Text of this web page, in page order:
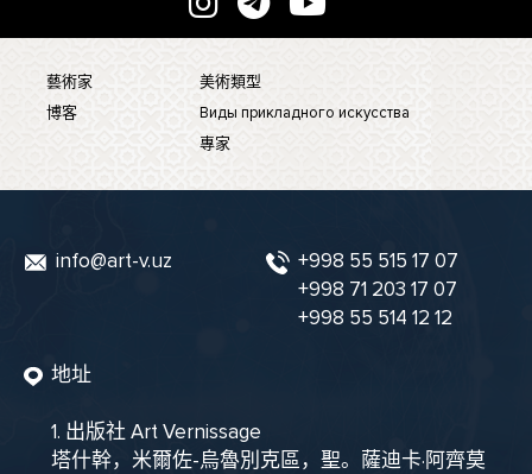
藝術家
博客
美術類型
Виды прикладного искусства
專家
info@art-v.uz
+998 55 515 17 07
+998 71 203 17 07
+998 55 514 12 12
地址
1. 出版社 Art Vernissage
塔什幹，米爾佐-烏魯別克區，聖。薩迪卡·阿齊莫